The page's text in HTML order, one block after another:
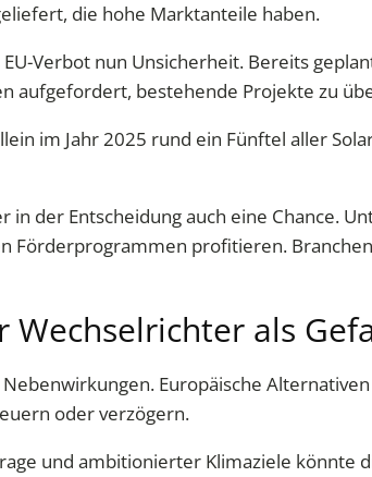
die hohe Marktanteile haben.
Verbot nun Unsicherheit. Bereits
aufgefordert, bestehende Projekte zu
im Jahr 2025 rund ein Fünftel aller
der Entscheidung auch eine Chance.
Förderprogrammen profitieren.
Wechselrichter als
Europäische
oder verzögern.
und ambitionierter Klimaziele könnte